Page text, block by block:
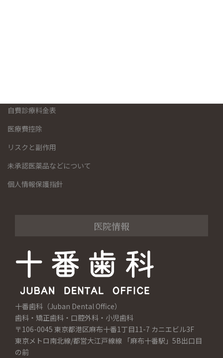
自費診療料金表
医療費控除
リスクと副作用
未承認医薬品などについて
個人情報保護指針
医院情報
十番歯科（Juban Dental Office）
歯科・矯正歯科・口腔外科・小児歯科
〒106-0045 東京都港区麻布十番1丁目11-7 カニエビル3F
東京メトロ南北線/都営大江戸線線 「麻布十番駅」5B出口目
の前